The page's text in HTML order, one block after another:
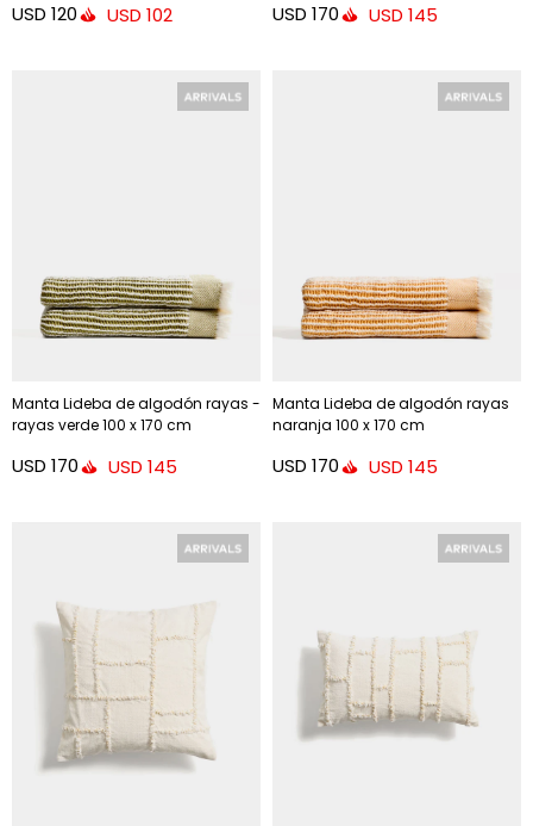
USD 120 USD 102 USD 170 USD 145
Manta Lideba de algodón rayas -
rayas verde 100 x 170 cm
USD 170 USD 145
Manta Lideba de algodón rayas
naranja 100 x 170 cm
USD 170 USD 145